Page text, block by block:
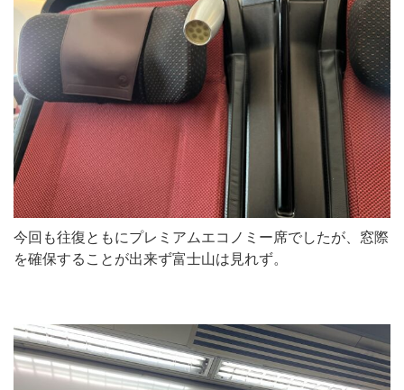
今回も往復ともにプレミアムエコノミー席でしたが、窓際
を確保することが出来ず富士山は見れず。